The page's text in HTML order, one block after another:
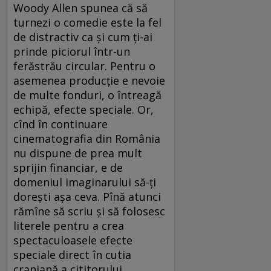
Woody Allen spunea că să
turnezi o comedie este la fel
de distractiv ca şi cum ţi-ai
prinde piciorul într-un
ferăstrău circular. Pentru o
asemenea producţie e nevoie
de multe fonduri, o întreagă
echipă, efecte speciale. Or,
cînd în continuare
cinematografia din România
nu dispune de prea mult
sprijin financiar, e de
domeniul imaginarului să-ţi
doreşti aşa ceva. Pînă atunci
rămîne să scriu şi să folosesc
literele pentru a crea
spectaculoasele efecte
speciale direct în cutia